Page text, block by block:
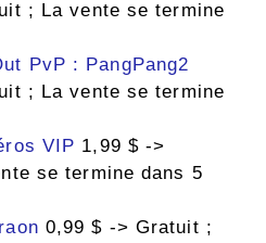
; La vente se termine
PvP : PangPang2
; La vente se termine
VIP 1,99 $ ->
se termine dans 5
0,99 $ -> Gratuit ;